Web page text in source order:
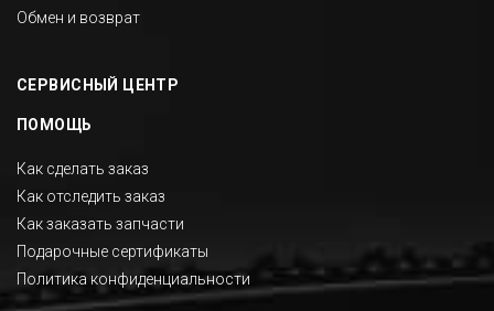
Обмен и возврат
СЕРВИСНЫЙ ЦЕНТР
ПОМОЩЬ
Как сделать заказ
Как отследить заказ
Как заказать запчасти
Подарочные сертификаты
Политика конфиденциальности